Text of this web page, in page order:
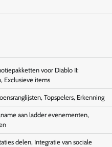
voor Diablo II:
Exclusieve items
Topspelers, Erkenning
aan ladder evenementen,
delen, Integratie van sociale